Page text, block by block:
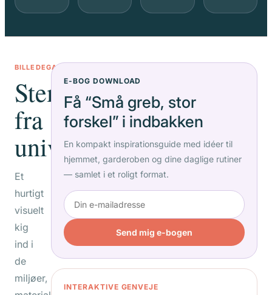
BILLEDEGALLERI
Stemninger
fra
universet
Et
hurtigt
visuelt
kig
ind i
de
miljøer,
E-BOG DOWNLOAD
Få “Små greb, stor
forskel” i indbakken
En kompakt inspirationsguide med idéer til
hjemmet, garderoben og dine daglige rutiner
— samlet i et roligt format.
Send mig e-bogen
INTERAKTIVE GENVEJE